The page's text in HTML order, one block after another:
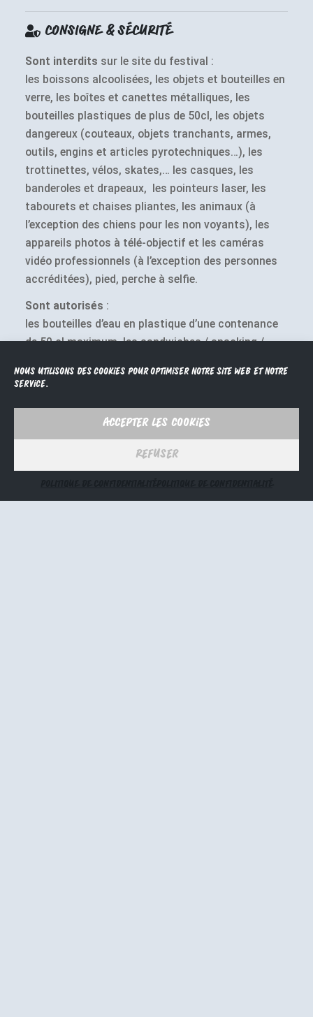
Nous utilisons des cookies pour optimiser notre site web et notre
service.
Accepter les cookies
Refuser
CONSIGNE & SÉCURITÉ
Sont interdits sur le site du festival :
les boissons alcoolisées, les objets et bouteilles en
verre, les boîtes et canettes métalliques, les
bouteilles plastiques de plus de 50cl, les objets
dangereux (couteaux, objets tranchants, armes,
outils, engins et articles pyrotechniques…), les
trottinettes, vélos, skates,… les casques, les
banderoles et drapeaux, les pointeurs laser, les
tabourets et chaises pliantes, les animaux (à
l’exception des chiens pour les non voyants), les
appareils photos à télé-objectif et les caméras
vidéo professionnels (à l’exception des personnes
accréditées), pied, perche à selfie.
Sont autorisés :
les bouteilles d’eau en plastique d’une contenance
de 50 cl maximum, les sandwiches / snacking /
Pour les casques et les bagages encombrants,
consigne gratuiteest à votre disposition à l’entrée